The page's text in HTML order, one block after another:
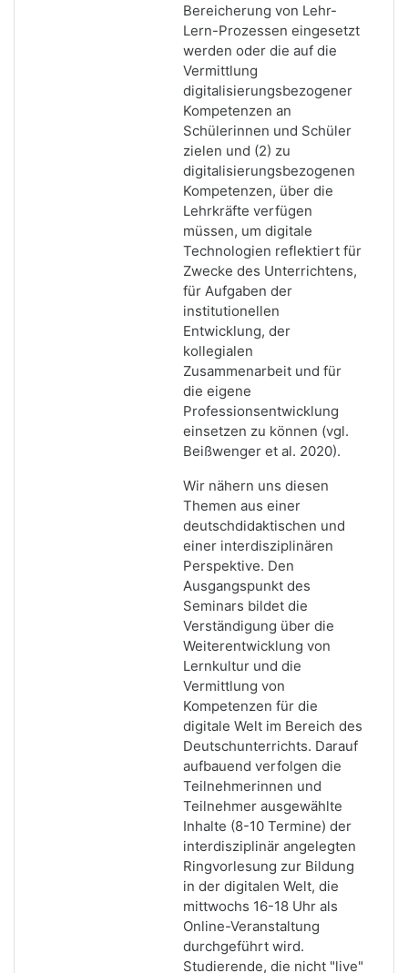
Bereicherung von Lehr-
Lern-Prozessen eingesetzt
werden oder die auf die
Vermittlung
digitalisierungsbezogener
Kompetenzen an
Schülerinnen und Schüler
zielen und (2) zu
digitalisierungsbezogenen
Kompetenzen, über die
Lehrkräfte verfügen
müssen, um digitale
Technologien reflektiert für
Zwecke des Unterrichtens,
für Aufgaben der
institutionellen
Entwicklung, der
kollegialen
Zusammenarbeit und für
die eigene
Professionsentwicklung
einsetzen zu können (vgl.
Beißwenger et al. 2020).
Wir nähern uns diesen
Themen aus einer
deutschdidaktischen und
einer interdisziplinären
Perspektive. Den
Ausgangspunkt des
Seminars bildet die
Verständigung über die
Weiterentwicklung von
Lernkultur und die
Vermittlung von
Kompetenzen für die
digitale Welt im Bereich des
Deutschunterrichts. Darauf
aufbauend verfolgen die
Teilnehmerinnen und
Teilnehmer ausgewählte
Inhalte (8-10 Termine) der
interdisziplinär angelegten
Ringvorlesung zur Bildung
in der digitalen Welt, die
mittwochs 16-18 Uhr als
Online-Veranstaltung
durchgeführt wird.
Studierende, die nicht "live"